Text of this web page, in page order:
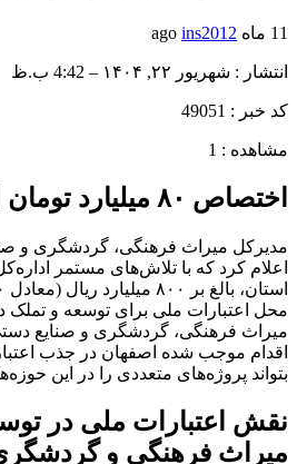
11 ماه ago ins2012
انتشار : شهریور ۲۲, ۱۴۰۴ – 4:42 ب.ظ
کد خبر : 49051
مشاهده : 1
اختصاص ۸۰ میلیارد تومان اعتبار ملی
مدیرکل میراث فرهنگی، گردشگری و
اعلام کرد که با تلاش‌های مستمر
محل اعتبارات ملی برای توسعه و تملک
میراث فرهنگی، گردشگری و صنایع
اقدام موجب شده اصفهان در جذب
بتواند پروژه‌های متعددی را در این
نقش اعتبارات ملی در
میراث فرهنگی و